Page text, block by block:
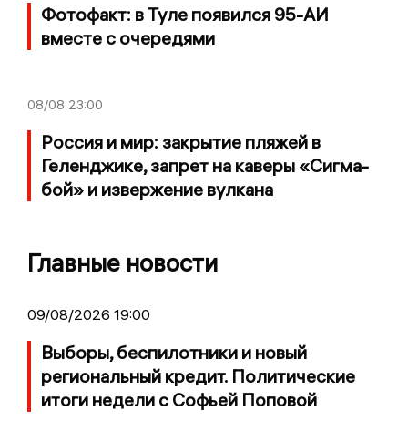
Фотофакт: в Туле появился 95-АИ
вместе с очередями
08/08 23:00
Россия и мир: закрытие пляжей в
Геленджике, запрет на каверы «Сигма-
бой» и извержение вулкана
Главные новости
09/08/2026 19:00
Выборы, беспилотники и новый
региональный кредит. Политические
итоги недели с Софьей Поповой